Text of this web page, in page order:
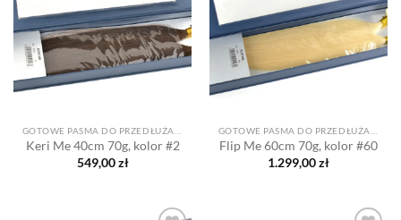
życzeń
Keri Me 40cm 70g, kolor #2
549,00zł
życzeń
Flip Me 60cm 70g, kolor #60
1.299,00zł